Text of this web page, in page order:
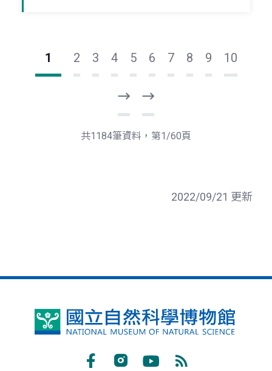
1 2 3 4 5 6 7 8 9 10
一
頁
後
一
共1184筆資料，第1/60頁
2022/09/21 更新
國